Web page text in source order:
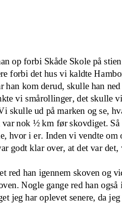
op forbi Skåde Skole på
forbi det hus vi kaldte
han kom derud, skulle han
vi smårollinger, det skulle
skulle ud på marken og se,
var nok ½ km før skovdiget.
hvor i er. Inden vi vendte om
godt klar over, at det var det
red han igennem skoven og
Nogle gange red han
jeg har oplevet senere, da